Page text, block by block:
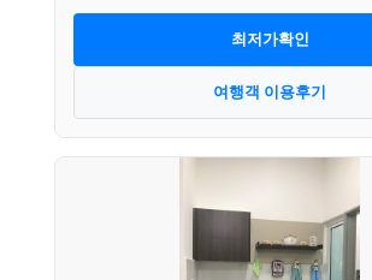
최저가확인
여행객 이용후기